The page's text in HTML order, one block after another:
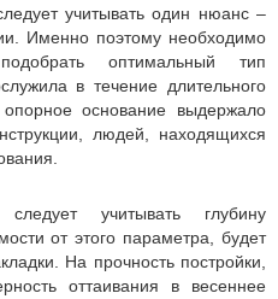
учитывать один нюанс –
Именно поэтому необходимо
оптимальный тип
в течение длительного
основание выдержало
людей, находящихся
учитывать глубину
от этого параметра, будет
На прочность постройки,
оттаивания в весеннее